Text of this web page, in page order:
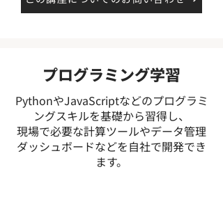
プログラミング学習
PythonやJavaScriptなどのプログラミ
ングスキルを基礎から習得し、
現場で必要な計算ツールやデータ管理
ダッシュボードなどを自社で開発でき
ます。